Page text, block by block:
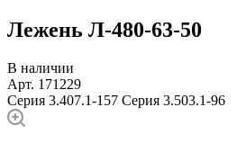
Лежень Л-480-63-50
В наличии
Арт. 171229
Серия 3.407.1-157 Серия 3.503.1-96